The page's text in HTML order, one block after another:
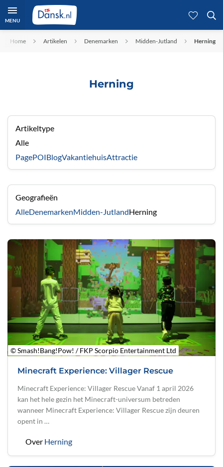
MENU
Home Artikelen Denemarken Midden-Jutland Herning
Herning
Artikeltype
Alle
PagePOIBlogVakantiehuisAttractie
Geografieën
AlleDenemarkenMidden-JutlandHerning
© Smash!Bang!Pow! / FKP Scorpio Entertainment Ltd
Minecraft Experience: Villager Rescue
Minecraft Experience: Villager Rescue Vanaf 1 april 2026
kan het hele gezin het Minecraft-universum betreden
wanneer Minecraft Experience: Villager Rescue zijn deuren
opent in …
Over Herning